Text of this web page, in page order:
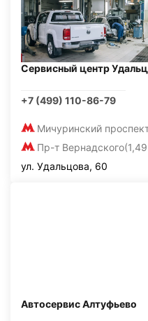
Сервисный центр
+7 (499) 110-86-79
Мичуринский
Пр-т Вернадского
ул. Удальцова, 60
Автосервис Алтуфьево